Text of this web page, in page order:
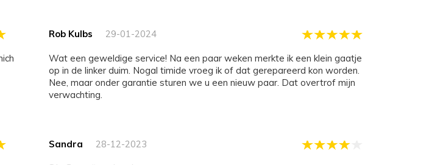
Rob Kulbs 29-01-2024
Wat een geweldige service! Na een paar weken merkte ik een klein gaatje
op in de linker duim. Nogal timide vroeg ik of dat gerepareerd kon worden.
Nee, maar onder garantie sturen we u een nieuw paar. Dat overtrof mijn
verwachting.
Sandra 28-12-2023